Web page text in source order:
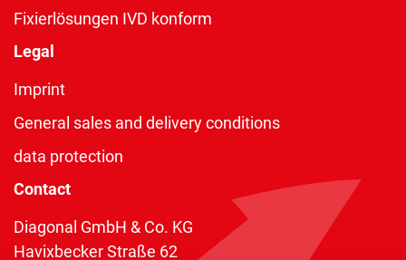
Fixierlösungen IVD konform
Legal
Imprint
General sales and delivery conditions
data protection
Contact
Diagonal GmbH & Co. KG
Havixbecker Straße 62